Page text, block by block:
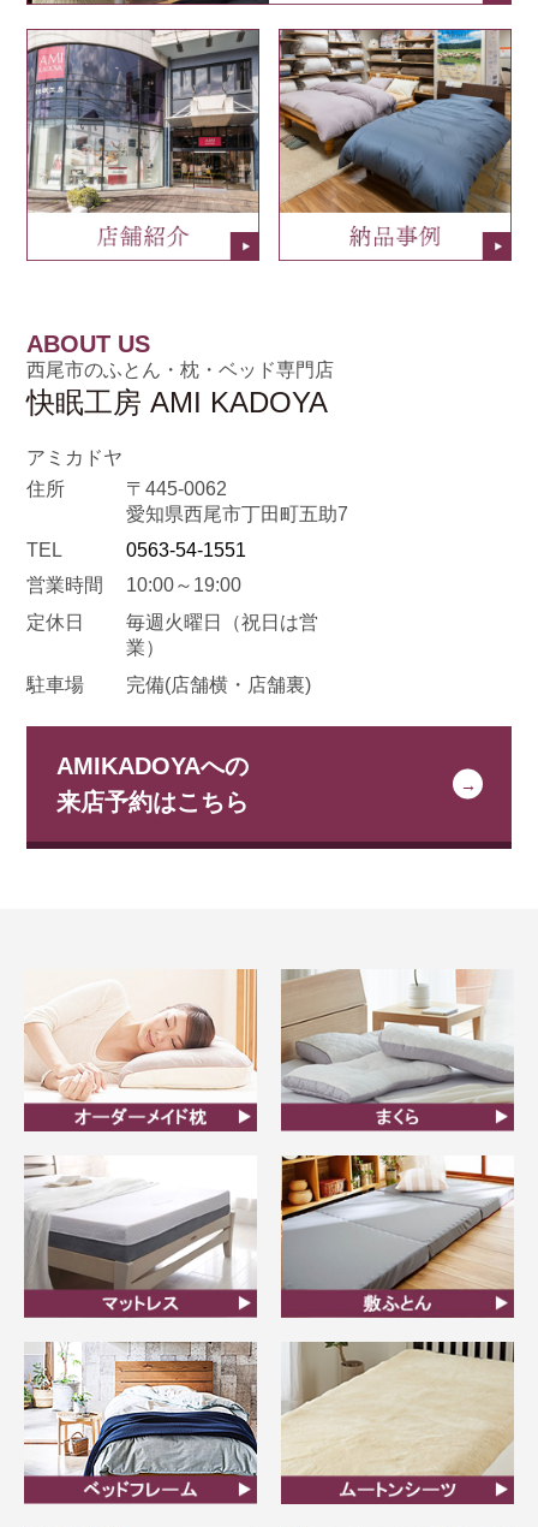
ABOUT US
西尾市のふとん・枕・ベッド専門店
快眠工房 AMI KADOYA
アミカドヤ
住所
〒445-0062
愛知県西尾市丁田町五助7
TEL
0563-54-1551
営業時間
10:00～19:00
定休日
毎週火曜日
（祝日は営
業）
駐車場
完備(店舗横・店舗裏)
AMIKADOYAへの
来店予約はこちら